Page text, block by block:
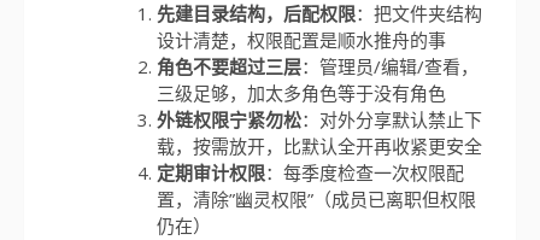
先建目录结构，后配权限：把文件夹结构
设计清楚，权限配置是顺水推舟的事
角色不要超过三层：管理员/编辑/查看，
三级足够，加太多角色等于没有角色
外链权限宁紧勿松：对外分享默认禁止下
载，按需放开，比默认全开再收紧更安全
定期审计权限：每季度检查一次权限配
置，清除”幽灵权限”（成员已离职但权限
仍在）